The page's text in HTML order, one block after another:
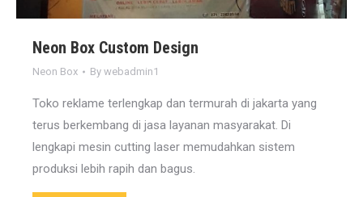
Neon Box Custom Design
Neon Box By webadmin1
Toko reklame terlengkap dan termurah di jakarta yang
terus berkembang di jasa layanan masyarakat. Di
lengkapi mesin cutting laser memudahkan sistem
produksi lebih rapih dan bagus.